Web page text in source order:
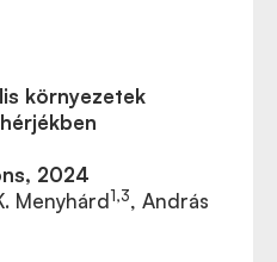
környezetek
2024
Menyhárd1,3, András